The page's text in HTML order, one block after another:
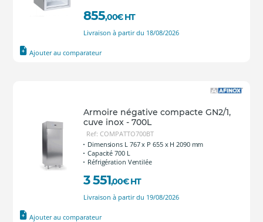
855,00€ HT
Livraison à partir du 18/08/2026
Ajouter au comparateur
Armoire négative compacte GN2/1,
cuve inox - 700L
Ref: COMPATTO700BT
Dimensions L 767 x P 655 x H 2090 mm
Capacité 700 L
Réfrigération Ventilée
3 551,00€ HT
Livraison à partir du 19/08/2026
Ajouter au comparateur